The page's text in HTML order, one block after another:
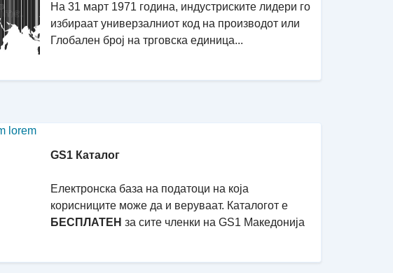
На 31 март 1971 година, индустриските лидери го
избираат универзалниот код на производот или
Глобален број на трговска единица...
GS1 Каталог
Електронска база на податоци на која
корисниците може да и веруваат. Каталогот е
БЕСПЛАТЕН за сите членки на GS1 Македонија